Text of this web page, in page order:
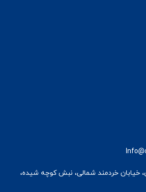
خیابان خردمند شمالی، نبش کوچه شیده،